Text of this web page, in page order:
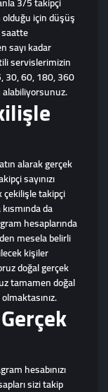
için düşüş
saatte
sayı kadar
servislerimizin
30, 60, 180, 360
alarak gerçek
sayınızı
çekilişle takipçi
da
hesaplarında
mesela belirli
kişiler
doğal gerçek
tamamen doğal
hesabınızı
sizi takip